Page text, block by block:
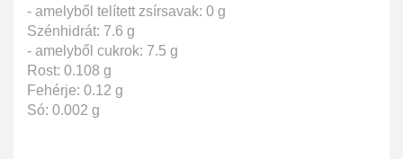
- amelyből telített zsírsavak: 0 g
Szénhidrát: 7.6 g
- amelyből cukrok: 7.5 g
Rost: 0.108 g
Fehérje: 0.12 g
Só: 0.002 g